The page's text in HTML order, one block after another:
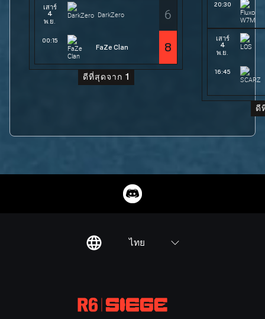
เสาร์
4
พ.ย.
00:15
DarkZero 6
FaZe Clan 8
ดีที่สุดจาก 1
20:30
เสาร์
4
พ.ย.
16:45
ดี
ไทย